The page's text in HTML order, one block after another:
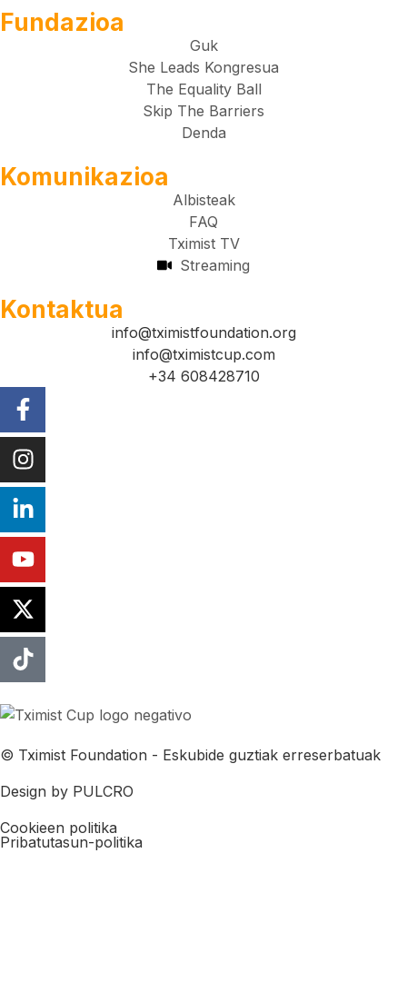
Fundazioa
Guk
She Leads Kongresua
The Equality Ball
Skip The Barriers
Denda
Komunikazioa
Albisteak
FAQ
Tximist TV
Streaming
Kontaktua
info@tximistfoundation.org
info@tximistcup.com
+34 608428710
© Tximist Foundation - Eskubide guztiak erreserbatuak
Design by PULCRO
Cookieen politika
Pribatutasun-politika​